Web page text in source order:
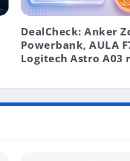
DealCheck: Anker
Powerbank, AULA
Logitech Astro A03